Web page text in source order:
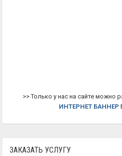
>> Только у нас на сайте можно
ИНТЕРНЕТ БАННЕР
ЗАКАЗАТЬ УСЛУГУ